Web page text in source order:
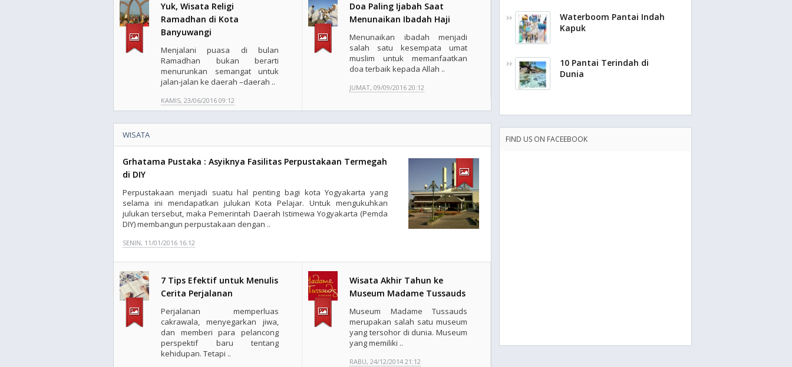
Yuk, Wisata Religi
Ramadhan di Kota
Banyuwangi
Menjalani puasa di bulan
Ramadhan bukan berarti
menurunkan semangat untuk
jalan-jalan ke daerah –daerah ..
KAMIS, 23/06/2016 09:12
Doa Paling Ijabah Saat
Menunaikan Ibadah Haji
Menunaikan ibadah menjadi
salah satu kesempata umat
muslim untuk memanfaatkan
doa terbaik kepada Allah ..
JUMAT, 09/09/2016 20:12
WISATA
Grhatama Pustaka : Asyiknya Fasilitas Perpustakaan Termegah
di DIY
Perpustakaan menjadi suatu hal penting bagi kota Yogyakarta yang
selama ini mendapatkan julukan Kota Pelajar. Untuk mengukuhkan
julukan tersebut, maka Pemerintah Daerah Istimewa Yogyakarta (Pemda
DIY) membangun perpustakaan dengan ..
SENIN, 11/01/2016 16:12
7 Tips Efektif untuk Menulis
Cerita Perjalanan
Perjalanan memperluas
cakrawala, menyegarkan jiwa,
dan memberi para pelancong
perspektif baru tentang
kehidupan. Tetapi ..
Wisata Akhir Tahun ke
Museum Madame Tussauds
Museum Madame Tussauds
merupakan salah satu museum
yang tersohor di dunia. Museum
yang memiliki ..
RABU, 24/12/2014 21:12
Waterboom Pantai Indah
Kapuk
10 Pantai Terindah di
Dunia
FIND US ON FACEEBOOK